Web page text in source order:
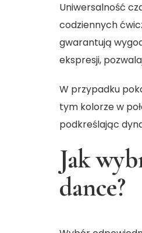
Uniwersalność
codziennych
gwarantują
ekspresji,
W przypadku
tym kolorze w
podkreślając
Jak
dance?